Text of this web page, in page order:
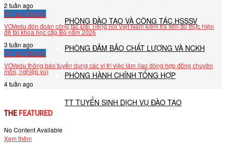
PHÒNG ĐÀO TẠO VÀ CÔNG TÁC HSSSV
PHÒNG ĐẢM BẢO CHẤT LƯỢNG VÀ NCKH
PHÒNG HÀNH CHÍNH TỔNG HỢP
TT TUYỂN SINH DỊCH VỤ ĐÀO TẠO
NGHIÊN CỨU KHOA HỌC
2 tuần ago
Tin tức VOVedu
VOVedu đón đoàn công tác Đài Tiếng nói Việt Nam kiểm tra tiến độ thực hiện
đề tài khoa học cấp Bộ năm 2026
3 tuần ago
Tin tức VOVedu
VOVedu thông báo tuyển dụng các vị trí việc làm (lao động hợp đồng chuyên
môn, nghiệp vụ)
4 tuần ago
THE FEATURED
No Content Available
Xem thêm